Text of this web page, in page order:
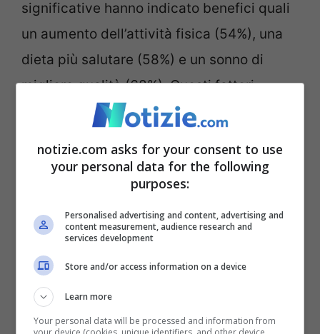
significative hanno indicato benefici quali
un aumento dell’attività fisica (54%), una
dieta più salutare (58%) e un sonno di
migliore qualità (68%). Questi fattori
contribuiscono ulteriormente alla
notizie.com asks for your consent to use
your personal data for the following
purposes:
Personalised advertising and content, advertising and
content measurement, audience research and
services development
Store and/or access information on a device
Learn more
Your personal data will be processed and information from